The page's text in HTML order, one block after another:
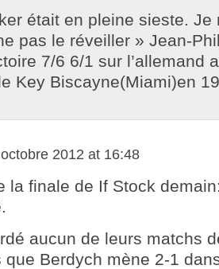
était en pleine sieste. Je
pas le réveiller » Jean-
7/6 6/1 sur l’allemand
Key Biscayne(Miami)en
2012 at 16:48
la finale de If Stock
aucun de leurs matchs
que Berdych mène 2-1